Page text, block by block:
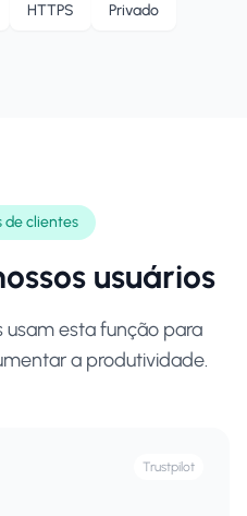
HTTPS Privado
de clientes
usuários
usam esta função para
a produtividade.
Trustpilot